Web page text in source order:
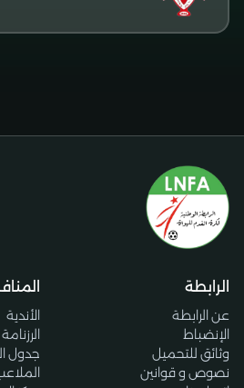
الرابطة
عن الرابطة
الإنضباط
وثائق للتحميل
نصوص و قوانين
الأندية
جدول